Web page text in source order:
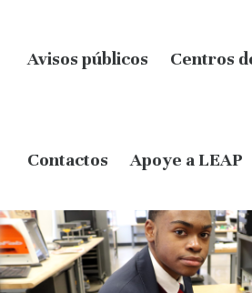
Avisos públicos Centros
Contactos Apoye a LEAP